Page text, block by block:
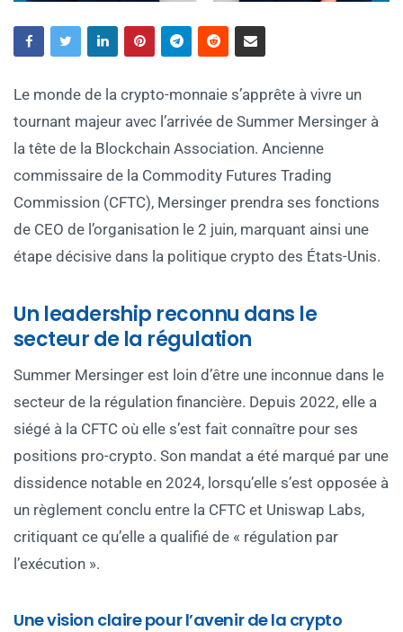
Le monde de la crypto-monnaie s’apprête à vivre un
tournant majeur avec l’arrivée de Summer Mersinger à
la tête de la Blockchain Association. Ancienne
commissaire de la Commodity Futures Trading
Commission (CFTC), Mersinger prendra ses fonctions
de CEO de l’organisation le 2 juin, marquant ainsi une
étape décisive dans la politique crypto des États-Unis.
Un leadership reconnu dans le
secteur de la régulation
Summer Mersinger est loin d’être une inconnue dans le
secteur de la régulation financière. Depuis 2022, elle a
siégé à la CFTC où elle s’est fait connaître pour ses
positions pro-crypto. Son mandat a été marqué par une
dissidence notable en 2024, lorsqu’elle s’est opposée à
un règlement conclu entre la CFTC et Uniswap Labs,
critiquant ce qu’elle a qualifié de « régulation par
l’exécution ».
Une vision claire pour l’avenir de la crypto